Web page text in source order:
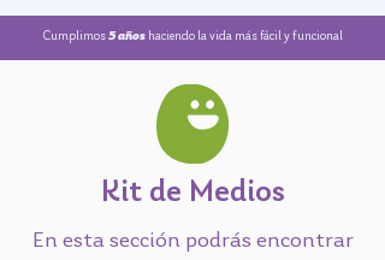
Cumplimos5 añoshaciendo la vida más fácil y funcional
Kit de Medios
En esta sección podrás encontrar